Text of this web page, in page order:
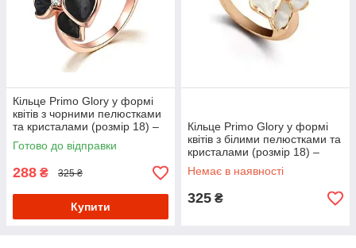
Кільце Primo Glory у формі
квітів з чорними пелюстками
та кристалами (розмір 18) –
Gold&Black
Готово до відправки
288 ₴ 325 ₴
Купити
Кільце Primo Glory у формі
квітів з білими пелюстками та
кристалами (розмір 18) –
Gold&White
Немає в наявності
325 ₴